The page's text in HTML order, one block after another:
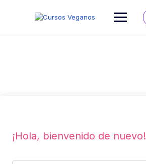
¡Hola, bienvenido de nuevo!